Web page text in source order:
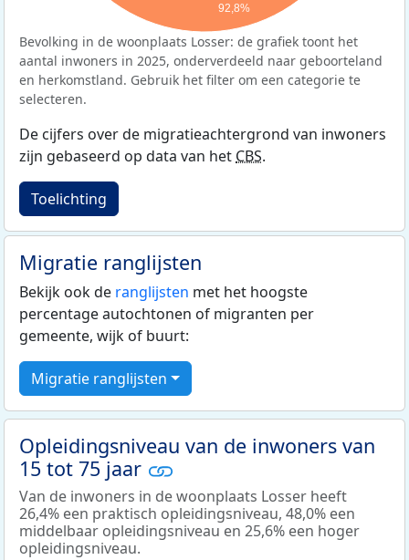
92,8%
Bevolking in de woonplaats Losser: de grafiek toont het
aantal inwoners in 2025, onderverdeeld naar geboorteland
en herkomstland. Gebruik het filter om een categorie te
selecteren.
De cijfers over de migratieachtergrond van inwoners
zijn gebaseerd op data van het CBS.
Toelichting
Migratie ranglijsten
Bekijk ook de ranglijsten met het hoogste
percentage autochtonen of migranten per
gemeente, wijk of buurt:
Migratie ranglijsten
Opleidingsniveau van de inwoners van
15 tot 75 jaar
Van de inwoners in de woonplaats Losser heeft
26,4% een praktisch opleidingsniveau, 48,0% een
middelbaar opleidingsniveau en 25,6% een hoger
opleidingsniveau.